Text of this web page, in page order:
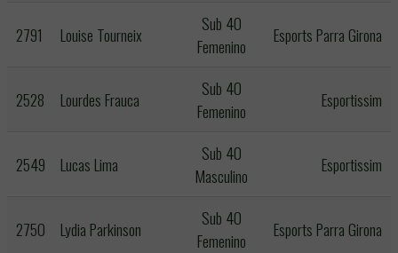
2791 Louise Tourneix
Sub 40
Femenino
Esports Parra Girona
2528 Lourdes Frauca
Sub 40
Femenino
Esportissim
2549 Lucas Lima
Sub 40
Masculino
Esportissim
2750 Lydia Parkinson
Sub 40
Femenino
Esports Parra Girona